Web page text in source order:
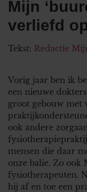
Mijn
verliefd
Tekst: Redactie
Vorig jaar ben ik
een nieuwe
groot gebouw met
ook andere
mensen die daar
onze balie. Zo ook
fysiotherapeuten.
hij af en toe een